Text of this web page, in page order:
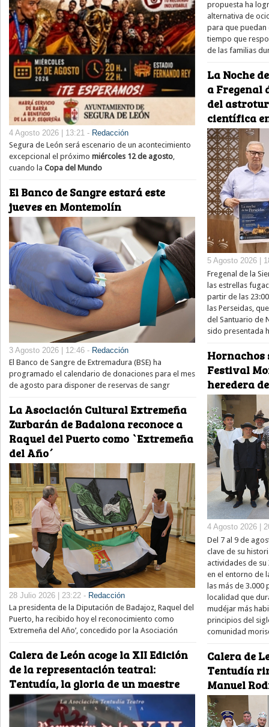
4 Agosto 2026 | 13:21 - Redacción
Segura de León será escenario de un acontecimiento
excepcional el próximo miércoles 12 de agosto
cuando la Copa del Mundo
El Banco de Sangre estará este
jueves en Montemolín
3 Agosto 2026 | 12:46 - Redacción
El Banco de Sangre de Extremadura (BSE) ha
programado el calendario de donaciones para el mes
de agosto para disponer de reservas de sangr
La Asociación Cultural Extremeña
Zurbarán de Badalona reconoce a
Raquel del Puerto como `Extremeña
del Año´
28 Julio 2026 | 23:22 - Redacción
La presidenta de la Diputación de Badajoz, Raquel del
Puerto, ha recibido hoy el reconocimiento como
‘Extremeña del Año’, concedido por la Asociación
Calera de León acoge la XII Edición
de la representación teatral:
Tentudía, la gloria de un maestre
propuesta ha
alternativa de
para que puedan
tiempo que
de las familias
La Noche
a Fregenal
del
científica
5 Agosto 2026 |
Fregenal de la
las estrellas
partir de las
las Perseidas,
del Santuario de
sido presentada
Hornachos
Festival
heredera
4 Agosto 2026 |
Del 7 al 9 de
clave de su
actividades de
en el entorno de
las más de
localidad que
mudéjar más
principios del
comunidad
Calera de
Tentudía
Manuel